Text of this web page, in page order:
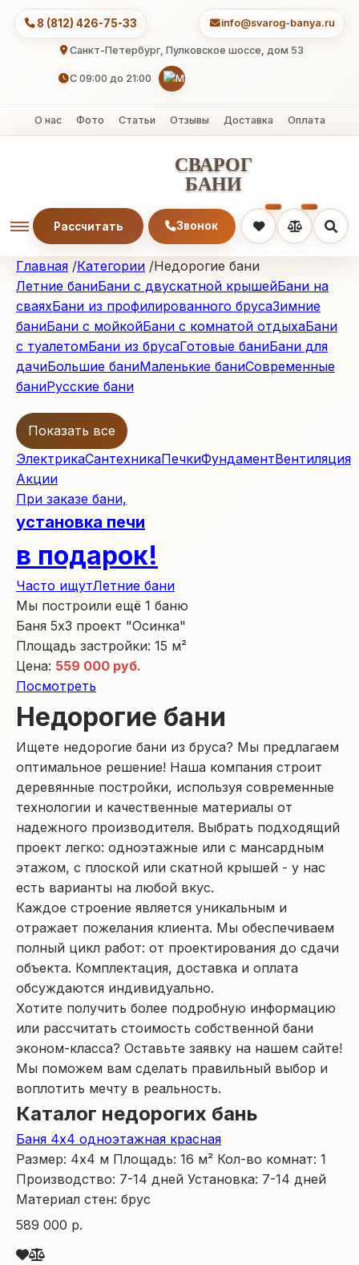
8 (812) 426-75-33 info@svarog-
Санкт-Петербург, Пулковское шоссе, дом 53
C 09:00 до 21:00
О нас Фото Статьи Отзывы Доставка
СВАРОГ
БАНИ
Главная /Категории /Недорогие бани
Летние баниБани с двускатной крышейБани на
сваяхБани из профилированного брусаЗимние
баниБани с мойкойБани с комнатой отдыхаБани
с туалетомБани из брусаГотовые баниБани для
дачиБольшие баниМаленькие баниСовременные
баниРусские бани
Показать все
ЭлектрикаСантехникаПечкиФундаментВентиляция
Акции
При заказе бани,
установка печи
в подарок!
Часто ищутЛетние бани
Мы построили ещё 1 баню
Баня 5х3 проект "Осинка"
Площадь застройки: 15 м²
Цена: 559 000 руб.
Посмотреть
Недорогие бани
Ищете недорогие бани из бруса? Мы предлагаем
оптимальное решение! Наша компания строит
деревянные постройки, используя современные
технологии и качественные материалы от
надежного производителя. Выбрать подходящий
проект легко: одноэтажные или с мансардным
этажом, с плоской или скатной крышей - у нас
есть варианты на любой вкус.
Каждое строение является уникальным и
отражает пожелания клиента. Мы обеспечиваем
полный цикл работ: от проектирования до сдачи
объекта. Комплектация, доставка и оплата
обсуждаются индивидуально.
Хотите получить более подробную информацию
или рассчитать стоимость собственной бани
эконом-класса? Оставьте заявку на нашем сайте!
Мы поможем вам сделать правильный выбор и
воплотить мечту в реальность.
Каталог недорогих бань
Баня 4х4 одноэтажная красная
Размер: 4х4 м Площадь: 16 м² Кол-во комнат: 1
Производство: 7-14 дней Установка: 7-14 дней
Материал стен: брус
589 000 р.